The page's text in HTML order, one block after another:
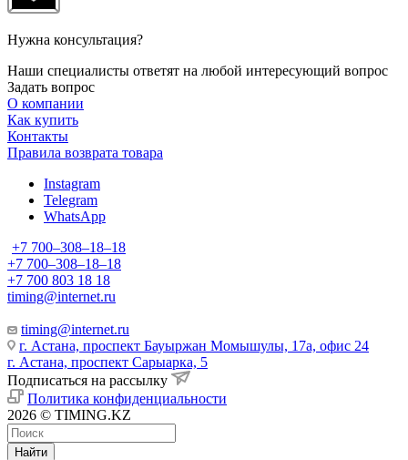
Нужна консультация?
Наши специалисты ответят на любой интересующий вопрос
Задать вопрос
О компании
Как купить
Контакты
Правила возврата товара
Instagram
Telegram
WhatsApp
+7 700‒308‒18‒18
+7 700‒308‒18‒18
+7 700 803 18 18
timing@internet.ru
timing@internet.ru
г. Астана, проспект Бауыржан Момышулы, 17а, офис 24
г. Астана, проспект Сарыарка, 5
Подписаться на рассылку
Политика конфиденциальности
2026 © TIMING.KZ
Найти